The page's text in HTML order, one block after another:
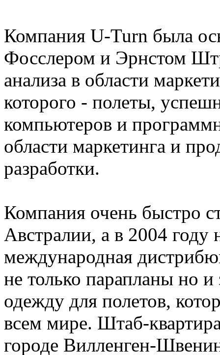
Компания U-Turn была
Фосслером и Эрнстом
анализа в области
которого - полеты,
компьютеров и
области маркетинга и
разработки.
Компания очень быстро
Австралии, а в 2004 году
международная
не только парапланы но
одежду для полетов,
всем мире. Штаб-
городе Вилленген-